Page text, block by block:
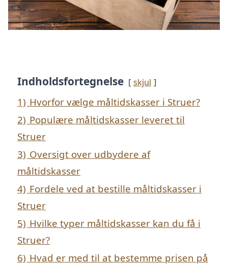
Indholdsfortegnelse skjul
1) Hvorfor vælge måltidskasser i Struer?
2) Populære måltidskasser leveret til
Struer
3) Oversigt over udbydere af
måltidskasser
4) Fordele ved at bestille måltidskasser i
Struer
5) Hvilke typer måltidskasser kan du få i
Struer?
6) Hvad er med til at bestemme prisen på